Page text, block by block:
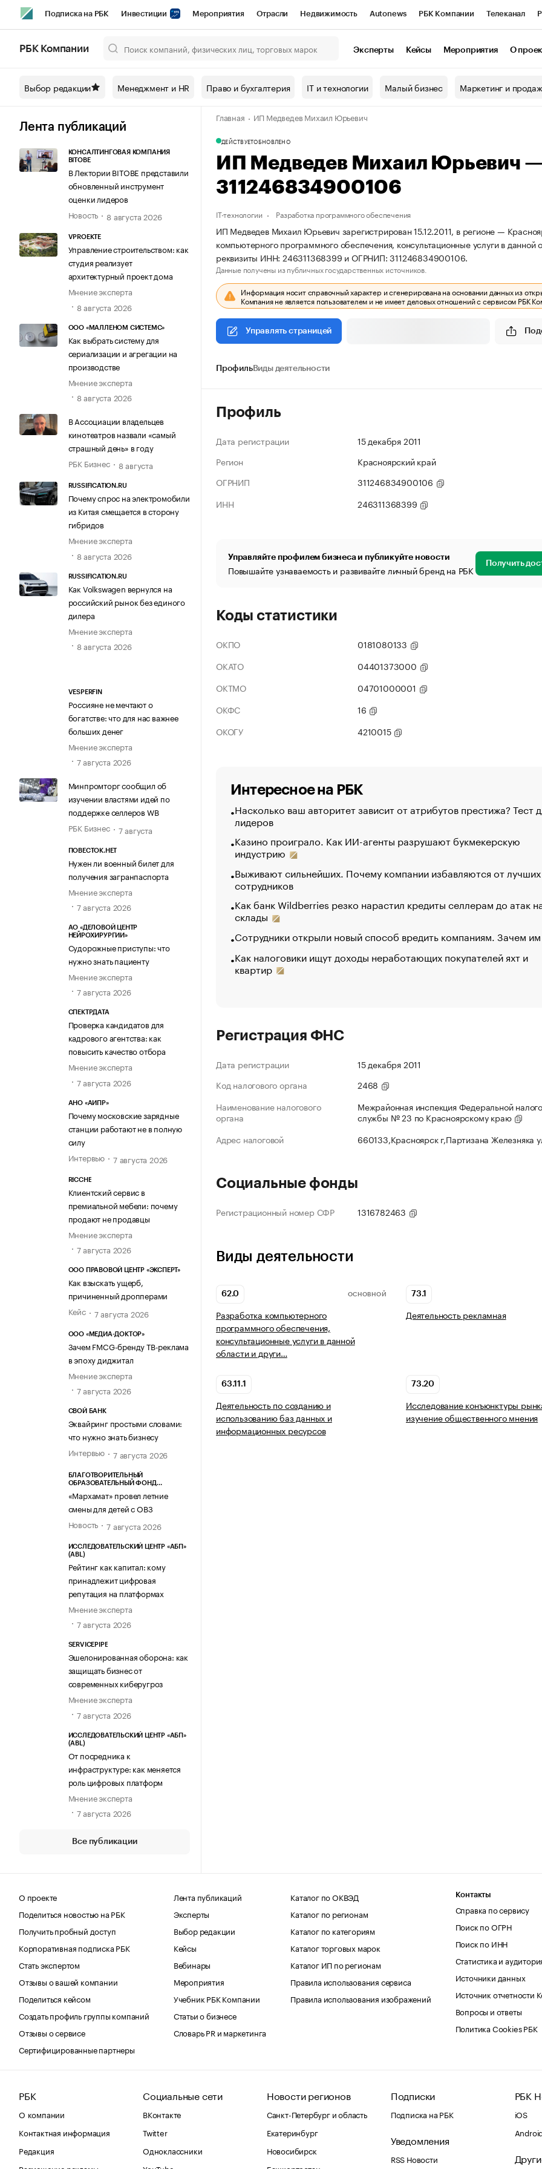
Подписка на РБК Инвестиции Мероприятия Отрасли Недвижимость Autonews РБК Компании Телеканал
Спецпроекты СПб Конференции СПб Спецпроекты Проверка контрагентов
Технологии и медиа Рынок наличной валюты
РБК Компании Эксперты Кейсы Мероприятия О
Выбор редакции Менеджмент и HR Право и бухгалтерия IT и технологии Малый бизнес Маркетинг и
Лента публикаций
КОНСАЛТИНГОВАЯ КОМПАНИЯ
BITOBE
В Лектории BITOBE представили
обновленный инструмент
оценки лидеров
Новость
8 августа 2026
VPROEKTE
Управление строительством: как
студия реализует
архитектурный проект дома
Мнение эксперта
8 августа 2026
ООО «МАЛЛЕНОМ СИСТЕМС»
Как выбрать систему для
сериализации и агрегации на
производстве
Мнение эксперта
8 августа 2026
В Ассоциации владельцев
кинотеатров назвали «самый
страшный день» в году
РБК Бизнес
8 августа
RUSSIFICATION.RU
Почему спрос на электромобили
из Китая смещается в сторону
гибридов
Мнение эксперта
8 августа 2026
RUSSIFICATION.RU
Как Volkswagen вернулся на
российский рынок без единого
дилера
Мнение эксперта
8 августа 2026
VESPERFIN
Россияне не мечтают о
богатстве: что для нас важнее
больших денег
Мнение эксперта
7 августа 2026
Минпромторг сообщил об
изучении властями идей по
поддержке селлеров WB
РБК Бизнес
7 августа
ПОВЕСТОК.НЕТ
Нужен ли военный билет для
получения загранпаспорта
Мнение эксперта
7 августа 2026
АО «ДЕЛОВОЙ ЦЕНТР
НЕЙРОХИРУРГИИ»
Судорожные приступы: что
нужно знать пациенту
Мнение эксперта
7 августа 2026
СПЕКТРДАТА
Проверка кандидатов для
кадрового агентства: как
повысить качество отбора
Мнение эксперта
7 августа 2026
АНО «АИПР»
Почему московские зарядные
станции работают не в полную
силу
Интервью
7 августа 2026
RICCHE
Клиентский сервис в
премиальной мебели: почему
продают не продавцы
Мнение эксперта
7 августа 2026
ООО ПРАВОВОЙ ЦЕНТР «ЭКСПЕРТ»
Как взыскать ущерб,
причиненный дропперами
Кейс
7 августа 2026
ООО «МЕДИА-ДОКТОР»
Зачем FMCG-бренду ТВ-реклама
в эпоху диджитал
Мнение эксперта
7 августа 2026
СВОЙ БАНК
Эквайринг простыми словами:
что нужно знать бизнесу
Интервью
7 августа 2026
БЛАГОТВОРИТЕЛЬНЫЙ
ОБРАЗОВАТЕЛЬНЫЙ ФОНД
«Мархамат» провел летние
смены для детей с ОВЗ
Новость
7 августа 2026
ИССЛЕДОВАТЕЛЬСКИЙ ЦЕНТР «АБП»
(ABL)
Рейтинг как капитал: кому
принадлежит цифровая
репутация на платформах
Мнение эксперта
7 августа 2026
SERVICEPIPE
Эшелонированная оборона: как
защищать бизнес от
современных киберугроз
Мнение эксперта
7 августа 2026
ИССЛЕДОВАТЕЛЬСКИЙ ЦЕНТР «АБП»
(ABL)
От посредника к
инфраструктуре: как меняется
роль цифровых платформ
Мнение эксперта
7 августа 2026
Все публикации
Главная ИП Медведев Михаил Юрьевич
ДЕЙСТВУЕТОБНОВЛЕНО
ИП Медведев Михаил Юрьевич
311246834900106
IT-технологии Разработка программного обеспечения
ИП Медведев Михаил Юрьевич зарегистрирован 15.12.2011, в регионе —
компьютерного программного обеспечения, консультационные услуги в
реквизиты ИНН: 246311368399 и ОГРНИП: 311246834900106.
Данные получены из публичных государственных источников.
Информация носит справочный характер и сгенерирована на основании данных из
Компания не является пользователем и не имеет деловых отношений с сервисом РБК
Управлять страницей
ПрофильВиды деятельности
Профиль
Дата регистрации
15 декабря 2011
Регион
Красноярский край
ОГРНИП
311246834900106
ИНН
246311368399
Управляйте профилем бизнеса и публикуйте новости
Повышайте узнаваемость и развивайте личный бренд на РБК Получить
Коды статистики
ОКПО
0181080133
ОКАТО
04401373000
ОКТМО
04701000001
ОКФС
16
ОКОГУ
4210015
Интересное на РБК
Насколько ваш авторитет зависит от атрибутов престижа? Тест
лидеров
Казино проиграло. Как ИИ-агенты разрушают букмекерскую
индустрию
Выживают сильнейших. Почему компании избавляются от лучших
сотрудников
Как банк Wildberries резко нарастил кредиты селлерам до атак
склады
Сотрудники открыли новый способ вредить компаниям. Зачем
Как налоговики ищут доходы неработающих покупателей яхт и
квартир
Регистрация ФНС
Дата регистрации
15 декабря 2011
Код налогового органа
2468
Наименование налогового
органа
Межрайонная инспекция Федеральной
службы № 23 по Красноярскому краю
Адрес налоговой
660133,Красноярск г,Партизана Железняка
Социальные фонды
Регистрационный номер СФР 1316782463
Виды деятельности
62.0 ОСНОВНОЙ
Разработка компьютерного
программного обеспечения,
консультационные услуги в данной
области и други…
73.1
Деятельность рекламная
63.11.1
Деятельность по созданию и
использованию баз данных и
информационных ресурсов
73.20
Исследование конъюнктуры
изучение общественного мнения
О проекте
Поделиться новостью на РБК
Получить пробный доступ
Корпоративная подписка РБК
Стать экспертом
Отзывы о вашей компании
Поделиться кейсом
Создать профиль группы компаний
Отзывы о сервисе
Сертифицированные партнеры
Лента публикаций
Эксперты
Выбор редакции
Кейсы
Вебинары
Мероприятия
Учебник РБК Компании
Статьи о бизнесе
Словарь PR и маркетинга
Каталог по ОКВЭД
Каталог по регионам
Каталог по категориям
Каталог торговых марок
Каталог ИП по регионам
Правила использования сервиса
Правила использования изображений
Контакты
Справка по сервису
Поиск по ОГРН
Поиск по ИНН
Статистика и
Источники данных
Источник отчетности
Вопросы и ответы
Политика Cookies РБК
РБК
О компании
Контактная информация
Редакция
Социальные сети
ВКонтакте
Twitter
Одноклассники
Новости регионов
Санкт-Петербург и область
Екатеринбург
Новосибирск
Подписки
Подписка на РБК
Уведомления
RSS Новости
РБК
iOS